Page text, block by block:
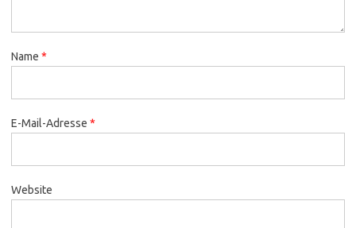
Name *
E-Mail-Adresse *
Website